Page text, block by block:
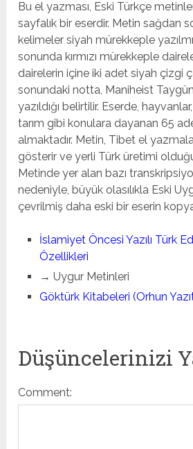
Bu el yazması, Eski Türkçe
sayfalık bir eserdir. Metin sağdan
kelimeler siyah mürekkeple
sonunda kırmızı mürekkeple
dairelerin içine iki adet siyah çizgi
sonundaki notta, Maniheist
yazıldığı belirtilir. Eserde,
tarım gibi konulara dayanan 65
almaktadır. Metin, Tibet el
gösterir ve yerli Türk üretimi
Metinde yer alan bazı
nedeniyle, büyük olasılıkla Eski
çevrilmiş daha eski bir eserin
İslamiyet Öncesi Yazılı Türk
Özellikleri
→ Uygur Metinleri
Göktürk Kitabeleri (Orhun
Düşüncelerinizi
Comment: